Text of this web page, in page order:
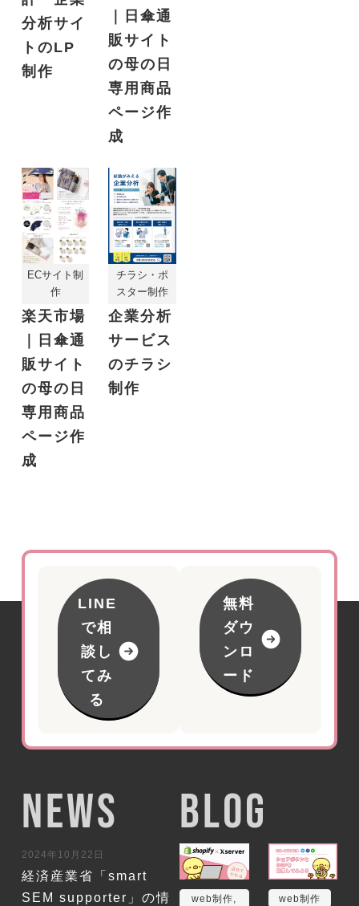
分析サイ
トのLP
制作
｜日傘通
販サイト
の母の日
専用商品
ページ作
成
ECサイト制
作
楽天市場
｜日傘通
販サイト
の母の日
専用商品
ページ作
成
チラシ・ポ
スター制作
企業分析
サービス
のチラシ
制作
LINE
で相
談し
てみ
る
無料
ダウ
ンロ
ード
NEWS
2024年10月22日
経済産業省「smart
SEM supporter」の情
BLOG
web制作 web制作